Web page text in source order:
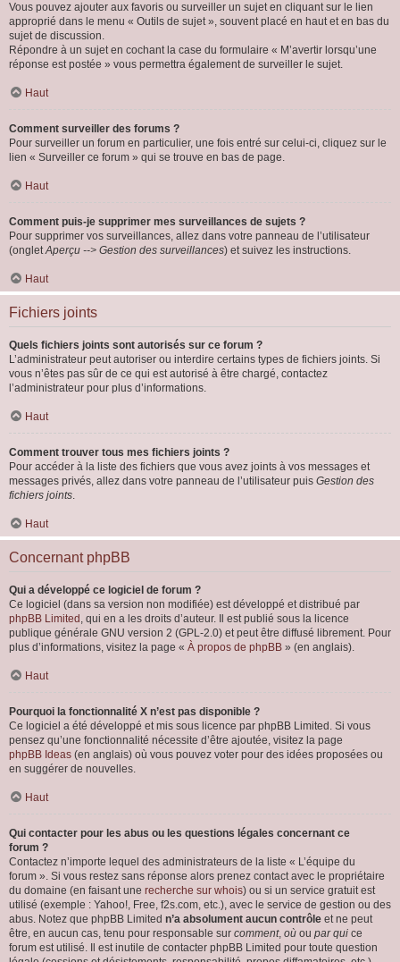
Vous pouvez ajouter aux favoris ou surveiller un sujet en cliquant sur le lien
approprié dans le menu « Outils de sujet », souvent placé en haut et en bas du
sujet de discussion.
Répondre à un sujet en cochant la case du formulaire « M’avertir lorsqu’une
réponse est postée » vous permettra également de surveiller le sujet.
Haut
Comment surveiller des forums ?
Pour surveiller un forum en particulier, une fois entré sur celui-ci, cliquez sur le
lien « Surveiller ce forum » qui se trouve en bas de page.
Haut
Comment puis-je supprimer mes surveillances de sujets ?
Pour supprimer vos surveillances, allez dans votre panneau de l’utilisateur
(ongletAperçu --> Gestion des surveillances) et suivez les instructions.
Haut
Fichiers joints
Quels fichiers joints sont autorisés sur ce forum ?
L’administrateur peut autoriser ou interdire certains types de fichiers joints. Si
vous n’êtes pas sûr de ce qui est autorisé à être chargé, contactez
l’administrateur pour plus d’informations.
Haut
Comment trouver tous mes fichiers joints ?
Pour accéder à la liste des fichiers que vous avez joints à vos messages et
messages privés, allez dans votre panneau de l’utilisateur puis Gestion des
fichiers joints.
Haut
Concernant phpBB
Qui a développé ce logiciel de forum ?
Ce logiciel (dans sa version non modifiée) est développé et distribué par
phpBB Limited , qui en a les droits d’auteur. Il est publié sous la licence
publique générale GNU version 2 (GPL-2.0) et peut être diffusé librement. Pour
plus d’informations, visitez la page « À propos de phpBB » (en anglais).
Haut
Pourquoi la fonctionnalité X n’est pas disponible ?
Ce logiciel a été développé et mis sous licence par phpBB Limited. Si vous
pensez qu’une fonctionnalité nécessite d’être ajoutée, visitez la page
phpBB Ideas (en anglais) où vous pouvez voter pour des idées proposées ou
en suggérer de nouvelles.
Haut
Qui contacter pour les abus ou les questions légales concernant ce
forum ?
Contactez n’importe lequel des administrateurs de la liste « L’équipe du
forum ». Si vous restez sans réponse alors prenez contact avec le propriétaire
du domaine (en faisant une recherche sur whois) ou si un service gratuit est
utilisé (exemple : Yahoo!, Free, f2s.com, etc.), avec le service de gestion ou des
abus. Notez que phpBB Limited n’a absolument aucun contrôle et ne peut
être, en aucun cas, tenu pour responsable sur comment, où ou par qui ce
forum est utilisé. Il est inutile de contacter phpBB Limited pour toute question